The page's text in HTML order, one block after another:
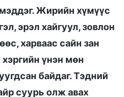
Жирийн хүмүүс
эрэл хайгуул, зовлон
харваас сайн зан
хэргийн үнэн мөн
байдаг. Тэдний
суурь олж авах